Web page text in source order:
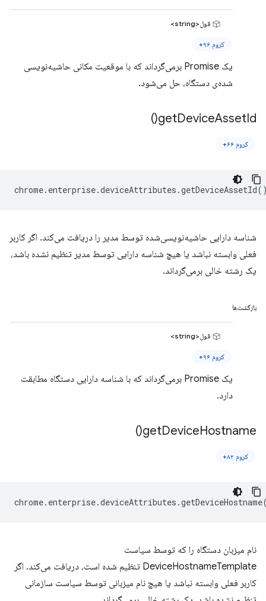
قول<string>
کروم ۹۶+
یک Promise برمی‌گرداند که با موقعیت مکانی حاشیه‌نویسی
شده‌ی دستگاه، حل می‌شود.
getDeviceAssetId(
)
کروم ۶۶+
chrome. enterprise.deviceAttributes .getDeviceAssetId
شناسه دارایی حاشیه‌نویسی‌شده توسط مدیر را دریافت می‌کند. اگر کاربر
فعلی وابسته نباشد یا هیچ شناسه دارایی توسط مدیر تنظیم نشده باشد،
یک رشته خالی برمی‌گرداند.
بازگشت‌ها
قول<string>
کروم ۹۶+
یک Promise برمی‌گرداند که با شناسه دارایی دستگاه مطابقت
دارد.
getDeviceHostname(
)
کروم ۸۲+
chrome. enterprise.deviceAttributes .getDeviceHostname
نام میزبان دستگاه را که توسط سیاست
DeviceHostnameTemplate تنظیم شده است، دریافت می‌کند. اگر
کاربر فعلی وابسته نباشد یا هیچ نام میزبانی توسط سیاست سازمانی